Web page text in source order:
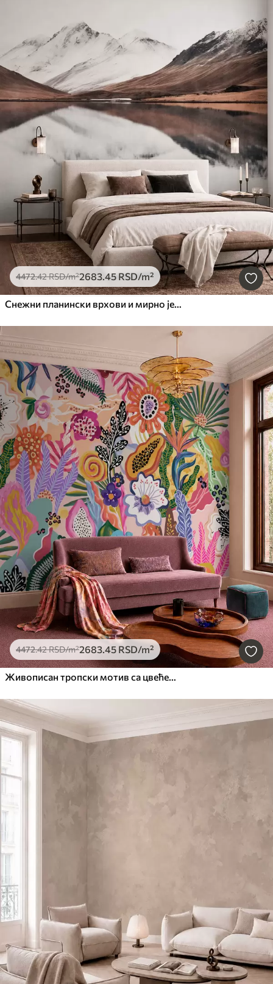
4472.42RSD/m²2683.45 RSD/m²
Снежни планински врхови и мирно језеро са одразом попут огледала
4472.42RSD/m²2683.45 RSD/m²
Живописан тропски мотив са цвећем, лишћем и шареним воћем